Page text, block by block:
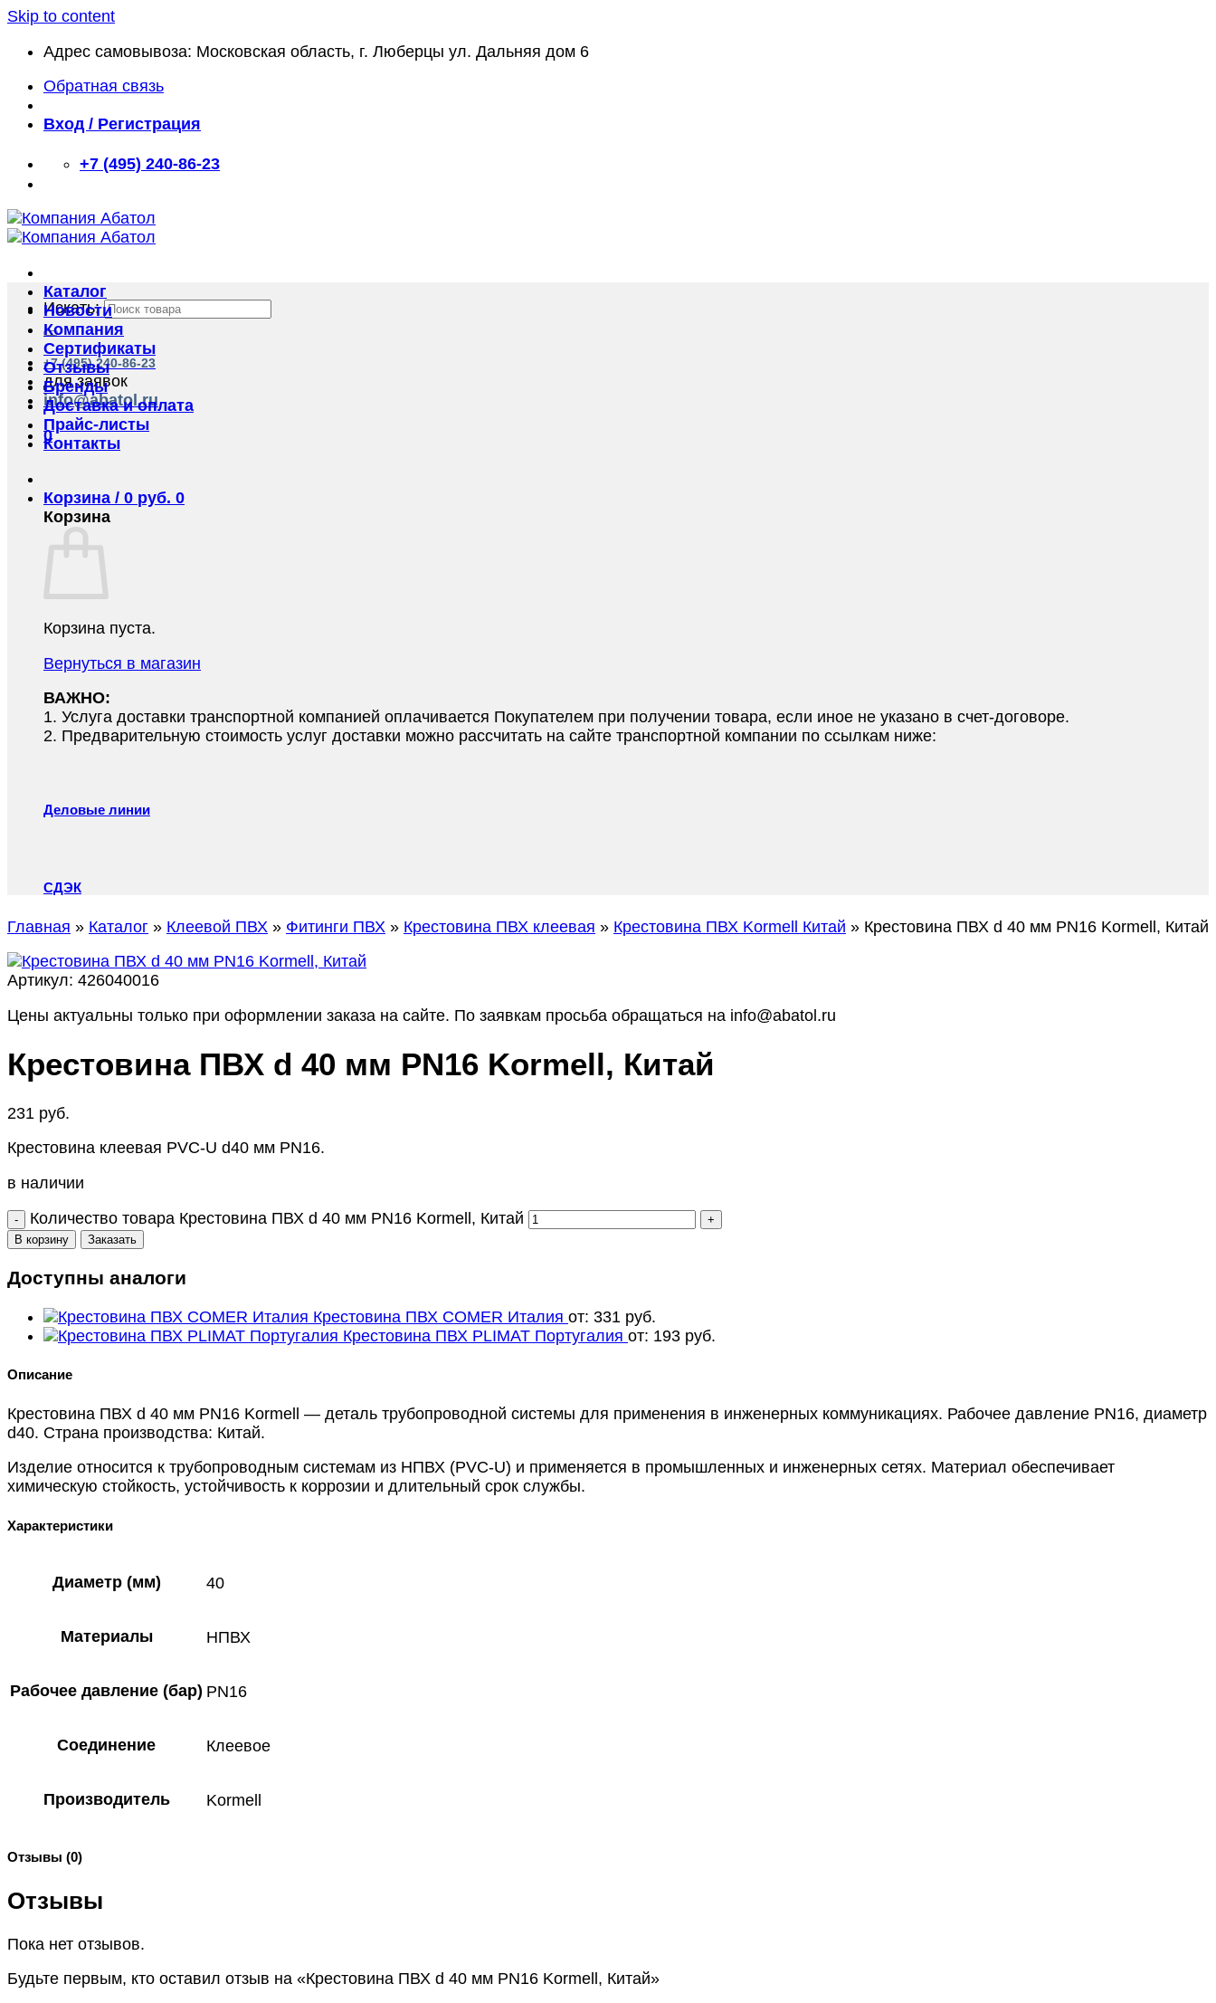
Skip to content
Адрес самовывоза: Московская область, г. Люберцы ул. Дальняя дом 6
Обратная связь
Вход / Регистрация
+7 (495) 240-86-23
Искать:
+7 (495) 240-86-23
для заявок
info@abatol.ru
0
Каталог
Новости
Компания
Сертификаты
Отзывы
Бренды
Доставка и оплата
Прайс-листы
Контакты
Корзина / 0 руб. 0
Корзина
Корзина пуста.
Вернуться в магазин
ВАЖНО:
1.⁠ ⁠Услуга доставки транспортной компанией оплачивается Покупателем при получении товара, если иное не указано в счет-договоре.
2.⁠ ⁠Предварительную стоимость услуг доставки можно рассчитать на сайте транспортной компании по ссылкам ниже:
Деловые линии
СДЭК
Главная » Каталог » Клеевой ПВХ » Фитинги ПВХ » Крестовина ПВХ клеевая » Крестовина ПВХ Kormell Китай » Крестовина ПВХ d 40 мм PN16 Kormell, Китай
Артикул: 426040016
Цены актуальны только при оформлении заказа на сайте. По заявкам просьба обращаться на info@abatol.ru
Крестовина ПВХ d 40 мм PN16 Kormell, Китай
231 руб.
Крестовина клеевая PVC-U d40 мм PN16.
в наличии
Количество товара Крестовина ПВХ d 40 мм PN16 Kormell, Китай
В корзину Заказать
Доступны аналоги
Крестовина ПВХ COMER Италия от: 331 руб.
Крестовина ПВХ PLIMAT Португалия от: 193 руб.
Описание
Крестовина ПВХ d 40 мм PN16 Kormell — деталь трубопроводной системы для применения в инженерных коммуникациях. Рабочее давление PN16, диаметр
d40. Страна производства: Китай.
Изделие относится к трубопроводным системам из НПВХ (PVC-U) и применяется в промышленных и инженерных сетях. Материал обеспечивает
химическую стойкость, устойчивость к коррозии и длительный срок службы.
Характеристики
Диаметр (мм) 40
Материалы НПВХ
Рабочее давление (бар) PN16
Соединение Клеевое
Производитель Kormell
Отзывы (0)
Отзывы
Пока нет отзывов.
Будьте первым, кто оставил отзыв на «Крестовина ПВХ d 40 мм PN16 Kormell, Китай»